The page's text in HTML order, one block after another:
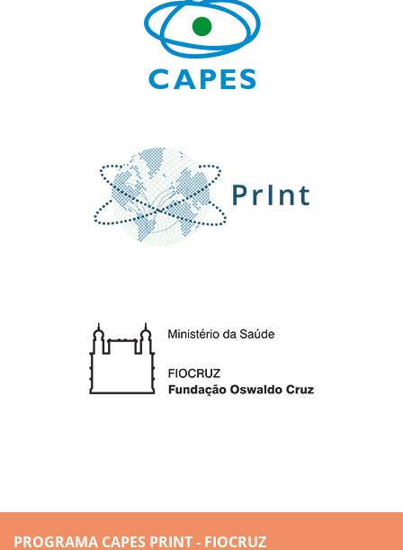
PROGRAMA CAPES PRINT - FIOCRUZ